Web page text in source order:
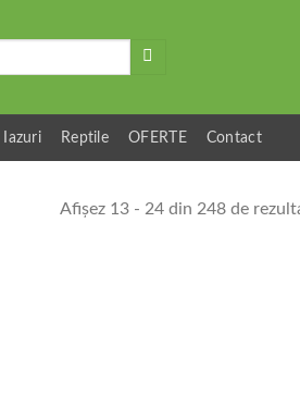
Iazuri Reptile OFERTE Contact
Afișez 13 - 24 din 248 de